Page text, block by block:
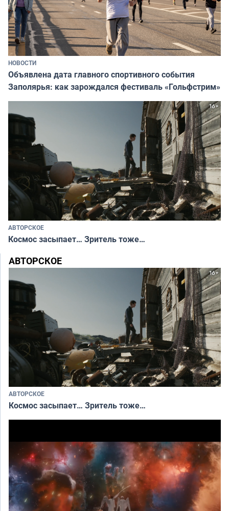
НОВОСТИ
Объявлена дата главного спортивного события
Заполярья: как зарождался фестиваль «Гольфстрим»
АВТОРСКОЕ
Космос засыпает… Зритель тоже…
АВТОРСКОЕ
АВТОРСКОЕ
Космос засыпает… Зритель тоже…